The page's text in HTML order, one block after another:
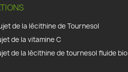
de la lécithine de Tournesol
de la vitamine C
de la lécithine de tournesol fluide bio